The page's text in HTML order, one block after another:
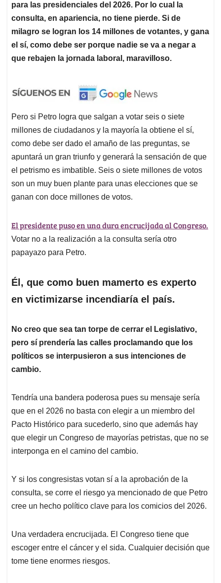
para las presidenciales del 2026. Por lo cual la
consulta, en apariencia, no tiene pierde. Si de
milagro se logran los 14 millones de votantes, y gana
el sí, como debe ser porque nadie se va a negar a
que rebajen la jornada laboral, maravilloso.
Pero si Petro logra que salgan a votar seis o siete
millones de ciudadanos y la mayoría la obtiene el sí,
como debe ser dado el amaño de las preguntas, se
apuntará un gran triunfo y generará la sensación de que
el petrismo es imbatible. Seis o siete millones de votos
son un muy buen plante para unas elecciones que se
ganan con doce millones de votos.
El presidente puso en una dura encrucijada al Congreso.
Votar no a la realización a la consulta sería otro
papayazo para Petro.
Él, que como buen mamerto es experto
en victimizarse incendiaría el país.
No creo que sea tan torpe de cerrar el Legislativo,
pero sí prendería las calles proclamando que los
políticos se interpusieron a sus intenciones de
cambio.
Tendría una bandera poderosa pues su mensaje sería
que en el 2026 no basta con elegir a un miembro del
Pacto Histórico para sucederlo, sino que además hay
que elegir un Congreso de mayorías petristas, que no se
interponga en el camino del cambio.
Y si los congresistas votan sí a la aprobación de la
consulta, se corre el riesgo ya mencionado de que Petro
cree un hecho político clave para los comicios del 2026.
Una verdadera encrucijada. El Congreso tiene que
escoger entre el cáncer y el sida. Cualquier decisión que
tome tiene enormes riesgos.